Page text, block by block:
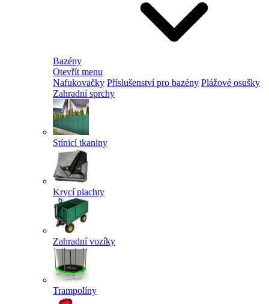
Bazény
Otevřít menu
Nafukovačky Příslušenství pro bazény Plážové osušky
Zahradní sprchy
Stínicí tkaniny
Krycí plachty
Zahradní vozíky
Trampolíny